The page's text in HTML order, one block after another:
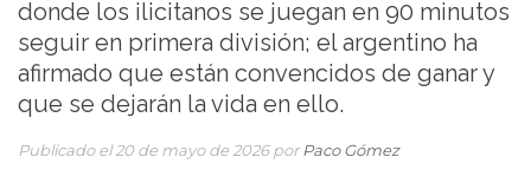
donde los ilicitanos se juegan en 90 minutos
seguir en primera división; el argentino ha
afirmado que están convencidos de ganar y
que se dejarán la vida en ello.
Publicado el 20 de mayo de 2026 por Paco Gómez